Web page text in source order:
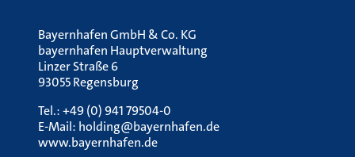
Bayernhafen GmbH & Co. KG
bayernhafen Hauptverwaltung
Linzer Straße 6
93055 Regensburg
Tel.:+49 (0) 941 79504-0
E-Mail: holding@bayernhafen.de
www.bayernhafen.de